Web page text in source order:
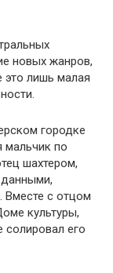
новых жанров,
лишь малая
городке
мальчик по
шахтером,
Вместе с отцом
культуры,
солировал его